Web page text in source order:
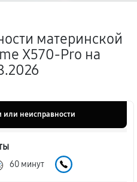
материнской
X570-Pro на
неисправности
60 минут